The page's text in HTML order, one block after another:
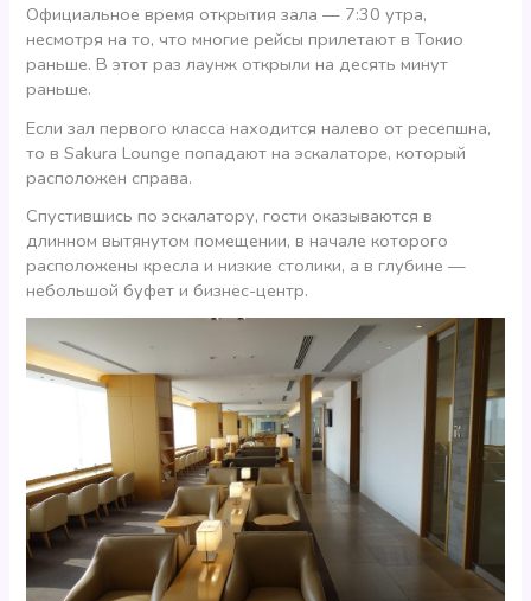
Официальное время открытия зала — 7:30 утра,
несмотря на то, что многие рейсы прилетают в Токио
раньше. В этот раз лаунж открыли на десять минут
раньше.
Если зал первого класса находится налево от ресепшна,
то в Sakura Lounge попадают на эскалаторе, который
расположен справа.
Спустившись по эскалатору, гости оказываются в
длинном вытянутом помещении, в начале которого
расположены кресла и низкие столики, а в глубине —
небольшой буфет и бизнес-центр.